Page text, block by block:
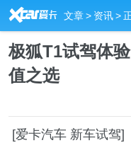
R 文章> 资讯>
极狐T1试驾体
值之选
[爱卡汽车 新车试驾]